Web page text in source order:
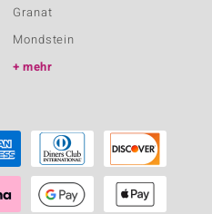
Granat
Mondstein
mehr